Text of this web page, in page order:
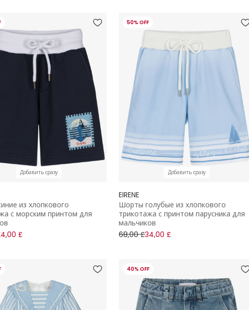
Добавить сразу
из хлопкового
с морским принтом для
£
50% OFF
Добавить сразу
EIRENE
Шорты голубые из хлопкового
трикотажа с принтом парусника для
мальчиков
68,00 £34,00 £
40% OFF